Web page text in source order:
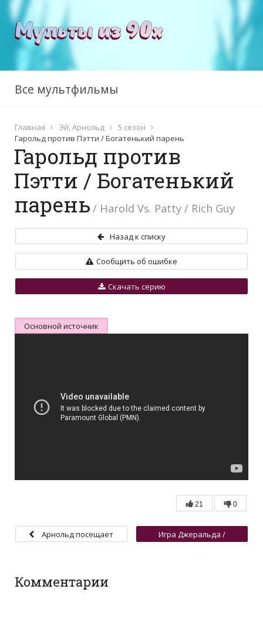
Все мультфильмы
Главная Эй, Арнольд
5 сезон
Гарольд против Пэтти / Богатенький парень
Гарольд против
Пэтти / Богатенький
парень / Harold Vs. Patty / Rich Guy
Назад к списку
Сообщить об ошибке
Скачать серию
Основной источник
21 0
Арнольд посещает
Игра Джеральда /
Комментарии